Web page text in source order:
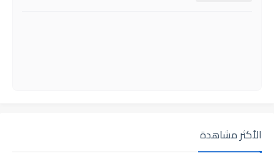
الأكثر مشاهدة